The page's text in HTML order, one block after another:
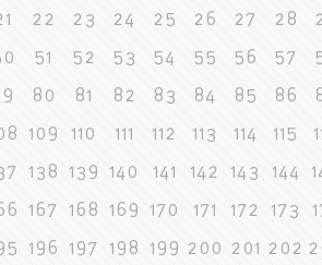
22 23 24 25 26 27 28
51 52 53 54 55 56 57
80 81 82 83 84 85 86
109 110 111 112 113 114 115
138 139 140 141 142 143 144
167 168 169 170 171 172 173
196 197 198 199 200 201 202